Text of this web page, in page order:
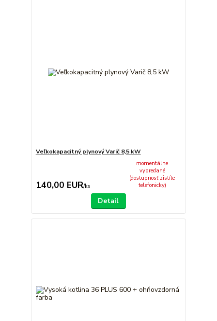
Veľkokapacitný plynový Varič 8,5 kW
140,00 EUR/ks
momentálne
vypredané
(dostupnosť zistíte
telefonicky)
Detail